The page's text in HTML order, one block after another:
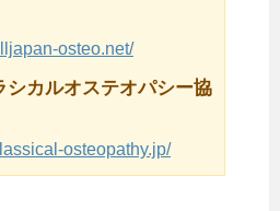
osteo.net/
シカルオステオパシー協
osteopathy.jp/